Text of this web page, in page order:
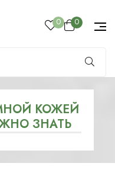
0 0
КОЖЕЙ
ЗНАТЬ